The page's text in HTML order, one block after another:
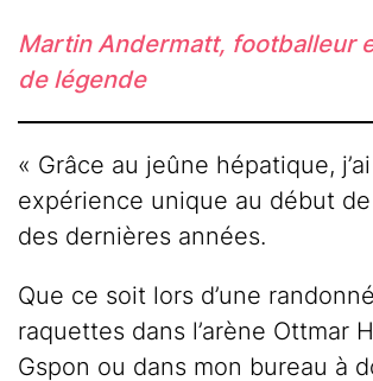
Martin Andermatt, footballeur
de légende
« Grâce au jeûne hépatique,
expérience unique au début
des dernières années.
Que ce soit lors d’une
raquettes dans l’arène Ottmar
Gspon ou dans mon bureau à